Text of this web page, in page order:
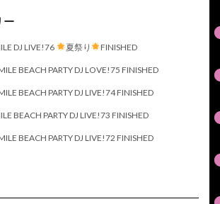
ー
DJ LIVE!76 夏祭り FINISHED
BEACH PARTY DJ LOVE!75 FINISHED
BEACH PARTY DJ LIVE!74 FINISHED
BEACH PARTY DJ LIVE!73 FINISHED
BEACH PARTY DJ LIVE!72 FINISHED